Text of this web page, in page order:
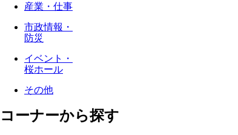
産業・仕事
市政情報・
防災
イベント・
桜ホール
その他
コーナーから探す